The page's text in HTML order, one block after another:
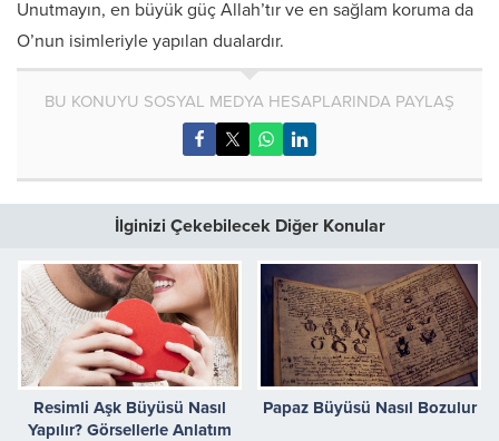
Unutmayın, en büyük güç Allah’tır ve en sağlam koruma da
O’nun isimleriyle yapılan dualardır.
BU KONUYU SOSYAL MEDYA HESAPLARINDA PAYLAŞ
İlginizi Çekebilecek Diğer Konular
Resimli Aşk Büyüsü Nasıl
Yapılır? Görsellerle Anlatım
Papaz Büyüsü Nasıl Bozulur